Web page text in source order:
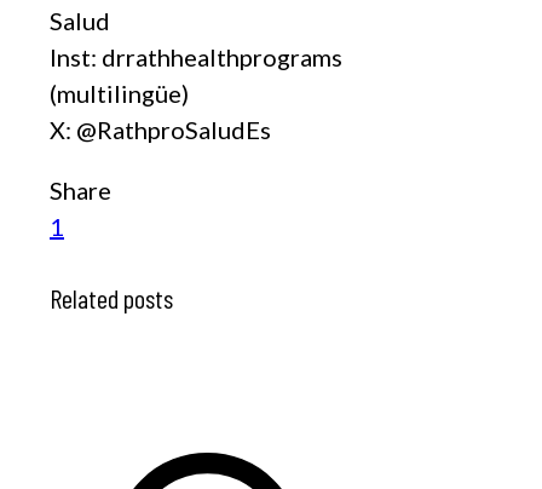
Salud
Inst: drrathhealthprograms
(multilingüe)
X: @RathproSaludEs
Share
1
Related posts